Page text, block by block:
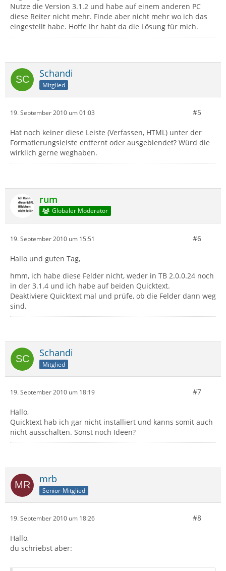
Nutze die Version 3.1.2 und habe auf einem anderen PC
diese Reiter nicht mehr. Finde aber nicht mehr wo ich das
eingestellt habe. Hoffe Ihr habt da die Lösung für mich.
Schandi
Mitglied
19. September 2010 um 01:03 #5
Hat noch keiner diese Leiste (Verfassen, HTML) unter der
Formatierungsleiste entfernt oder ausgeblendet? Würd die
wirklich gerne weghaben.
rum
Globaler Moderator
19. September 2010 um 15:51 #6
Hallo und guten Tag,
hmm, ich habe diese Felder nicht, weder in TB 2.0.0.24 noch
in der 3.1.4 und ich habe auf beiden Quicktext.
Deaktiviere Quicktext mal und prüfe, ob die Felder dann weg
sind.
Schandi
Mitglied
19. September 2010 um 18:19 #7
Hallo,
Quicktext hab ich gar nicht installiert und kanns somit auch
nicht ausschalten. Sonst noch Ideen?
mrb
Senior-Mitglied
19. September 2010 um 18:26 #8
Hallo,
du schriebst aber: